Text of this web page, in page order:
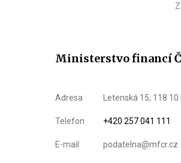
Ministerstvo financí
Adresa Letenská 15, 118
Telefon +420 257 041 111
E-mail podatelna@mfcr.cz